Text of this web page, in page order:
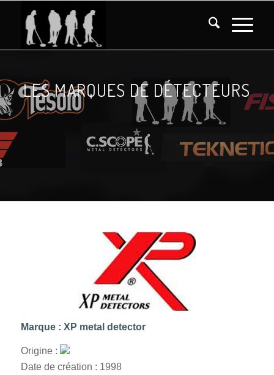
LES MARQUES DE DÉTECTEURS
Marque : XP metal detector
Origine :
Date de création : 1998